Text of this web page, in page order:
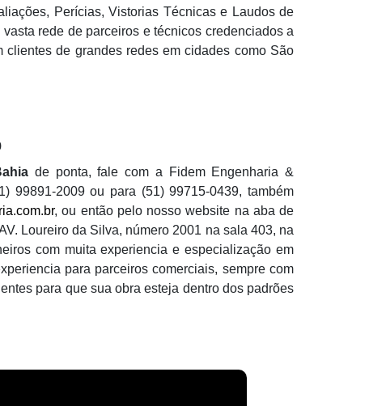
Perícias, Vistorias Técnicas e Laudos de
rede de parceiros e técnicos credenciados a
de grandes redes em cidades como São
de ponta, fale com a Fidem Engenharia &
99891-2009 ou para (51) 99715-0439, também
, ou então pelo nosso website na aba de
Loureiro da Silva, número 2001 na sala 403, na
com muita experiencia e especialização em
para parceiros comerciais, sempre com
para que sua obra esteja dentro dos padrões